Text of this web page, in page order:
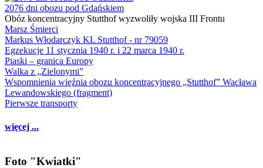
2076 dni obozu pod Gdańskiem
Obóz koncentracyjny Stutthof wyzwoliły wojska III Frontu
Marsz Śmierci
Markus Włodarczyk KL Stutthof - nr 79059
Egzekucje 11 stycznia 1940 r. i 22 marca 1940 r.
Piaski – granica Europy
Walka z „Zielonymi”
Wspomnienia więźnia obozu koncentracyjnego „Stutthof” Wacława
Lewandowskiego (fragment)
Pierwsze transporty
więcej ...
Foto "Kwiatki"